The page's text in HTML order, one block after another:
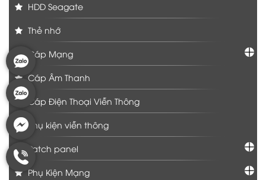
HDD Seagate
Thẻ nhớ
Cáp Mạng
Cáp Âm Thanh
Cáp Điện Thoại Viễn Thông
Phụ kiện viễn thông
Patch panel
Phụ Kiện Mạng